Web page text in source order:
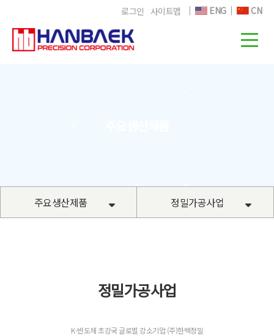
로그인 사이트맵 ENG CN
주요생산제품 정밀가공사업
정밀가공사업
K-반도체 초강국 글로벌 강소기업 (주)한백정밀